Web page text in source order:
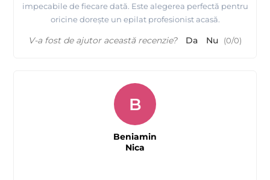
impecabile de fiecare dată. Este alegerea perfectă pentru
oricine dorește un epilat profesionist acasă.
V-a fost de ajutor această recenzie? Da Nu (0/0)
B
Beniamin
Nica